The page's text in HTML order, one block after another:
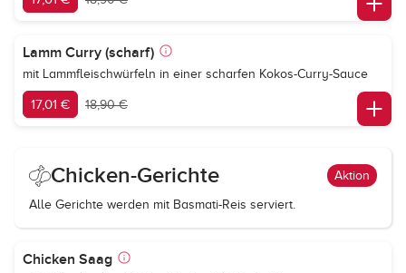
Lamm Curry (scharf)
mit Lammfleischwürfeln in einer scharfen Kokos-Curry-Sauce
17,01 € 18,90 €
Chicken-Gerichte Aktion
Alle Gerichte werden mit Basmati-Reis serviert.
Chicken Saag